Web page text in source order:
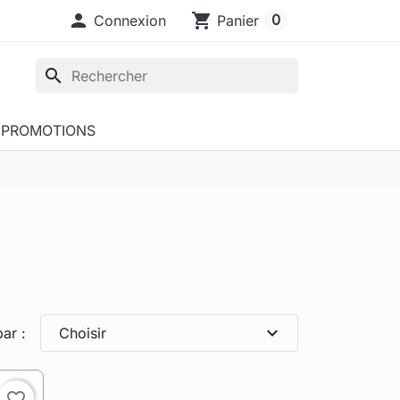
 Connexion shopping_cart Panier 0
search
PROMOTIONS
: Choisir expand_more